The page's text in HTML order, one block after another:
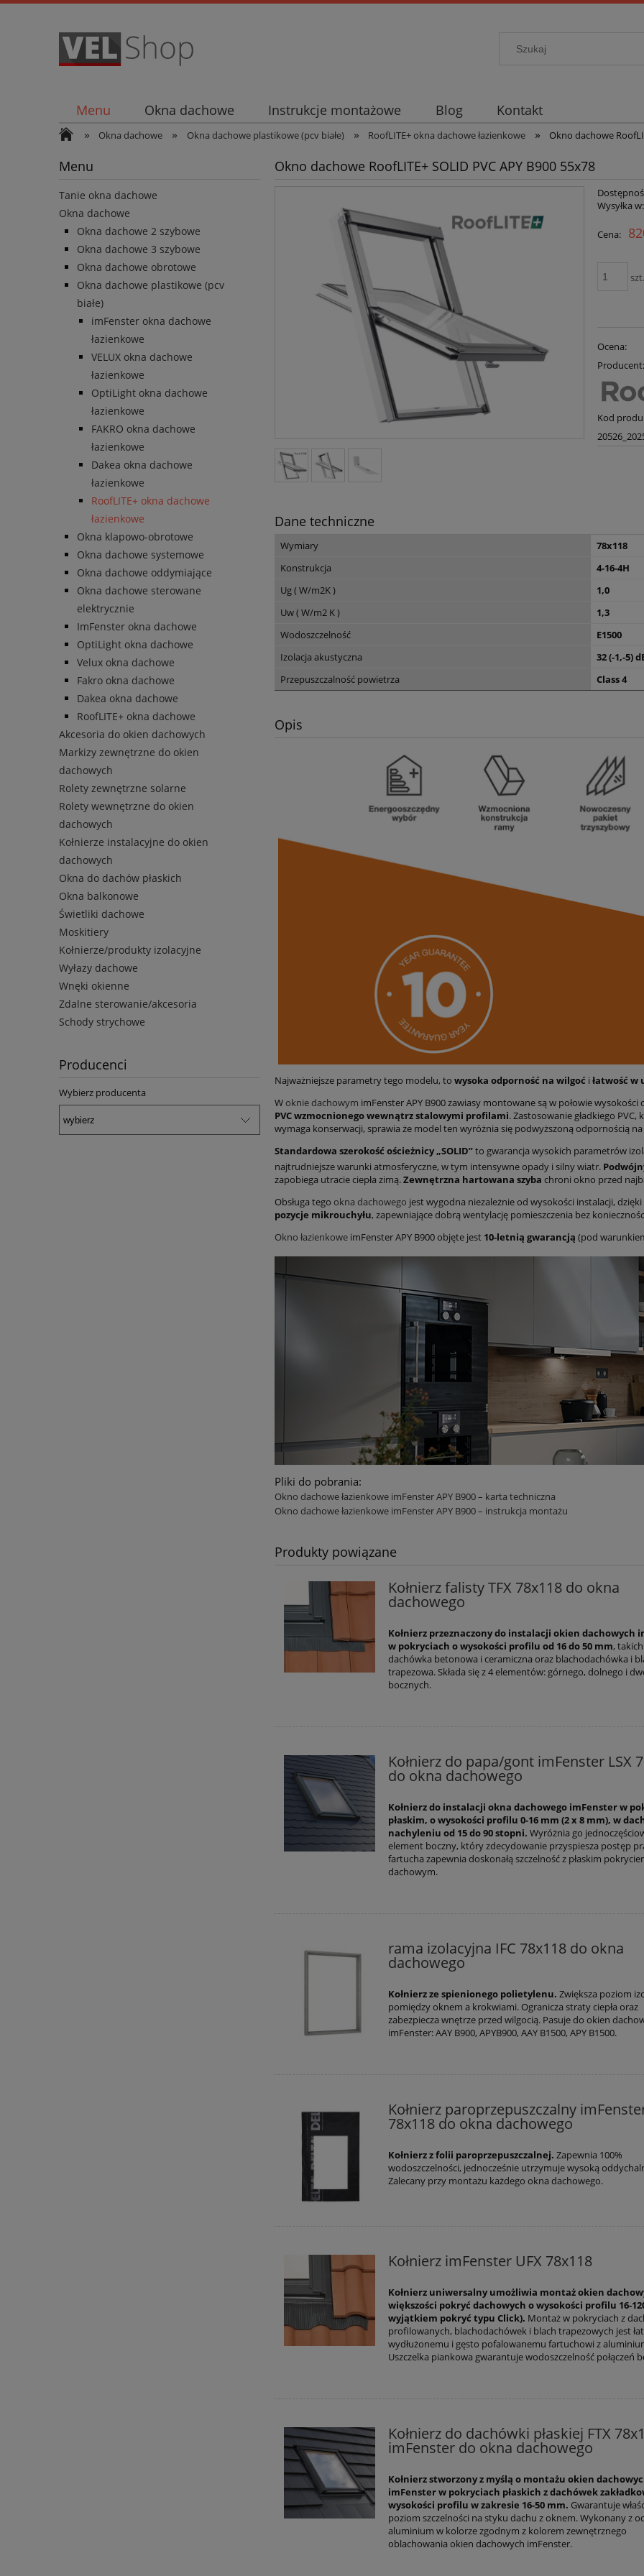
Menu Okna dachowe Instrukcje montażowe Blog Kontakt
» Okna dachowe » Okna dachowe plastikowe (pcv białe) » RoofLITE+ okna dachowe łazienkowe » Okno dachowe
Menu
Tanie okna dachowe
Okna dachowe
Okna dachowe 2 szybowe
Okna dachowe 3 szybowe
Okna dachowe obrotowe
Okna dachowe plastikowe (pcv
białe)
imFenster okna dachowe
łazienkowe
VELUX okna dachowe
łazienkowe
OptiLight okna dachowe
łazienkowe
FAKRO okna dachowe
łazienkowe
Dakea okna dachowe
łazienkowe
RoofLITE+ okna dachowe
łazienkowe
Okna klapowo-obrotowe
Okna dachowe systemowe
Okna dachowe oddymiające
Okna dachowe sterowane
elektrycznie
ImFenster okna dachowe
OptiLight okna dachowe
Velux okna dachowe
Fakro okna dachowe
Dakea okna dachowe
RoofLITE+ okna dachowe
Akcesoria do okien dachowych
Markizy zewnętrzne do okien
dachowych
Rolety zewnętrzne solarne
Rolety wewnętrzne do okien
dachowych
Kołnierze instalacyjne do okien
dachowych
Okna do dachów płaskich
Okna balkonowe
Świetliki dachowe
Moskitiery
Kołnierze/produkty izolacyjne
Wyłazy dachowe
Wnęki okienne
Zdalne sterowanie/akcesoria
Schody strychowe
Producenci
Wybierz producenta
Okno dachowe RoofLITE+ SOLID PVC APY B900 55x78
Wysyłka w:
Cena:
Ocena:
Kod
Dane techniczne
Wymiary
78x118
Konstrukcja
4-16-4H
Ug ( W/m2K )
1,0
Uw ( W/m2 K )
1,3
Wodoszczelność
E1500
Izolacja akustyczna
32 (-1,-5)
Przepuszczalność powietrza
Class 4
Opis
Najważniejsze parametry tego modelu, to wysoka odporność na wilgoć i łatwość w
Woknie dachowym imFenster APY B900 zawiasy montowane są w połowie wysokości
PVCwzmocnionego wewnątrz stalowymi profilami. Zastosowanie gładkiego
wymaga konserwacji, sprawia że model ten wyróżnia się podwyższoną odpornością
Standardowa szerokość ościeżnicy „SOLID”to gwarancja wysokich parametrów
najtrudniejsze warunki atmosferyczne, w tym intensywne opady i silny wiatr.
zapobiega utracie ciepła zimą.Zewnętrzna hartowana szyba chroni okno przed
Obsługa tego okna dachowego jest wygodna niezależnie od wysokości instalacji, dzięki
pozycje mikrouchyłu, zapewniające dobrą wentylację pomieszczenia bez
Okno łazienkowe imFenster APY B900 objęte jest 10-letnią gwarancją (pod
Pliki do pobrania:
Okno dachowe łazienkowe imFenster APY B900 – karta techniczna
Okno dachowe łazienkowe imFenster APY B900 – instrukcja montażu
Produkty powiązane
Kołnierz falisty TFX 78x118 do okna
dachowego
Kołnierz przeznaczony do instalacji okien dachowych
w pokryciach o wysokości profilu od 16 do 50 mm,
dachówka betonowa i ceramiczna oraz blachodachówka i
trapezowa. Składa się z 4 elementów: górnego, dolnego i
bocznych.
Kołnierz do papa/gont imFenster LSX
do okna dachowego
Kołnierz do instalacji okna dachowego imFenster w
płaskim, o wysokości profilu 0-16 mm (2 x 8 mm), w
nachyleniu od 15 do 90 stopni. Wyróżnia go
element boczny, który zdecydowanie przyspiesza postęp
fartucha zapewnia doskonałą szczelność z płaskim
dachowym.
rama izolacyjna IFC 78x118 do okna
dachowego
Kołnierz ze spienionego polietylenu. Zwiększa poziom
pomiędzy oknem a krokwiami. Ogranicza straty ciepła oraz
zabezpiecza wnętrze przed wilgocią. Pasuje do okien
imFenster: AAY B900, APYB900, AAY B1500, APY B1500.
Kołnierz paroprzepuszczalny
78x118 do okna dachowego
Kołnierz z folii paroprzepuszczalnej. Zapewnia 100%
wodoszczelności, jednocześnie utrzymuje wysoką
Zalecany przy montażu każdego okna dachowego.
Kołnierz imFenster UFX 78x118
Kołnierz uniwersalny umożliwia montaż okien
większości pokryć dachowych o wysokości profilu 16-
wyjątkiem pokryć typu Click). Montaż w pokryciach z
profilowanych, blachodachówek i blach trapezowych jest
wydłużonemu i gęsto pofalowanemu fartuchowi z
Uszczelka piankowa gwarantuje wodoszczelność połączeń
Kołnierz do dachówki płaskiej FTX
imFenster do okna dachowego
Kołnierz stworzony z myślą o montażu okien
imFenster w pokryciach płaskich z dachówek
wysokości profilu w zakresie 16-50 mm. Gwarantuje
poziom szczelności na styku dachu z oknem. Wykonany z
aluminium w kolorze zgodnym z kolorem zewnętrznego
oblachowania okien dachowych imFenster.